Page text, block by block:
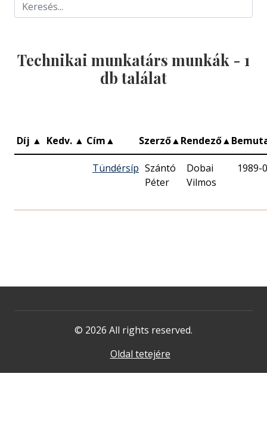
Technikai munkatárs munkák - 1
db találat
Díj ▲ Kedv. ▲ Cím▲ Szerző▲Rendező▲
Tündérsíp Szántó
Péter
Dobai
Vilmos
1989-
© 2026 All rights reserved.
Oldal tetejére